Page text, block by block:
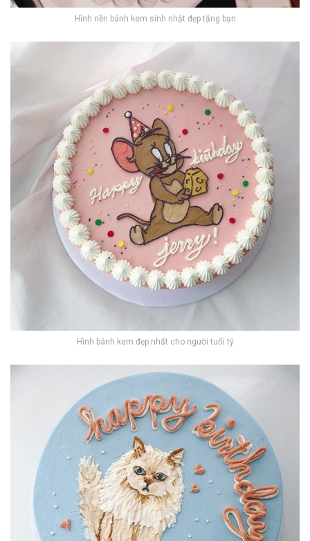
Hình nền bánh kem sinh nhật đẹp tặng bạn
Hình bánh kem đẹp nhất cho người tuổi tý